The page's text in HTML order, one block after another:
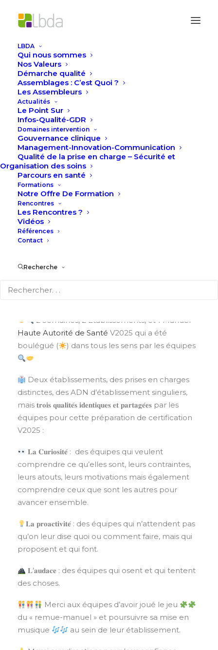
LBDA
Qui nous sommes
Nos Valeurs
Démarche qualité
Assemblages : C’est Quoi ?
Les Assembleurs
Actualités
Le Point Sur
Infos-Qualité-GDR
Domaines intervention
Gouvernance clinique
Management-Innovation-Communication
Qualité de la prise en charge – Sécurité et
Organisation des soins
Parcours en santé
Formations
Notre Offre De Formation
Rencontres
Les Rencontres ?
Vidéos
Références
Contact
Recherche
Accueil
2 Semaines, 2 Établissements, et 1 Manuel
Haute Autorité de Santé V2025 qui a été boulégué (
) dans tous les sens par les équipes
2 Semaines, 2 Établissements, et 1 Manuel
Haute Autorité de Santé V2025 qui a été
boulégué (
) dans tous les sens par les équipes
Deux établissements, des prises en charges
distinctes, des ADN d’établissement singuliers,
mais 𝐭𝐫𝐨𝐢𝐬 𝐪𝐮𝐚𝐥𝐢𝐭𝐞́𝐬 𝐢𝐝𝐞𝐧𝐭𝐢𝐪𝐮𝐞𝐬 𝐞𝐭 𝐩𝐚𝐫𝐭𝐚𝐠𝐞́𝐞𝐬 par les
équipes pour cette préparation de certification
V2025 :
𝐋𝐚 𝐂𝐮𝐫𝐢𝐨𝐬𝐢𝐭𝐞́ : des équipes qui veulent
comprendre ce qu’elles sont, leurs contraintes,
leurs atouts, leurs motivations mais également
comprendre ceux que sont les autres pour
avancer ensemble.
𝐋𝐚 𝐩𝐫𝐨𝐚𝐜𝐭𝐢𝐯𝐢𝐭𝐞́ : des équipes qui n’attendent pas
qu’on leur dise quoi ou comment faire, mais qui
proposent et qui font.
𝐋’𝐚𝐮𝐝𝐚𝐜𝐞 : des équipes qui osent et qui tentent
des choses.
Merci aux équipes d’avoir joué le jeu
du « remue-manuel » et poursuivre sa mise en
musique
au sein de leur établissement.